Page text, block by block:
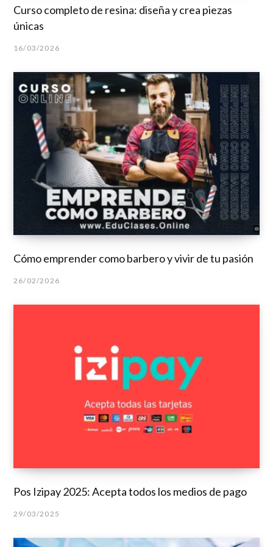
Curso completo de resina: diseña y crea piezas
únicas
16/03/2026
Cómo emprender como barbero y vivir de tu pasión
26/02/2026
Pos Izipay 2025: Acepta todos los medios de pago
29/03/2025